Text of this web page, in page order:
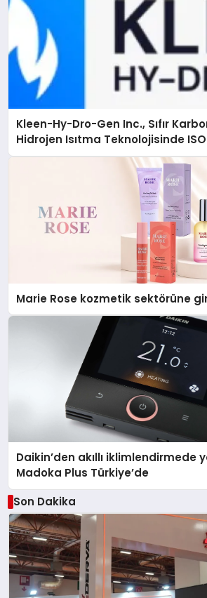
Kleen-Hy-Dro-Gen Inc., Sıfır
Hidrojen Isıtma Teknolojisinde
Düzenleyici Onaylarını Aldı
Marie Rose kozmetik sektörüne
Daikin’den akıllı iklimlendirmede
Madoka Plus Türkiye’de
Son Dakika